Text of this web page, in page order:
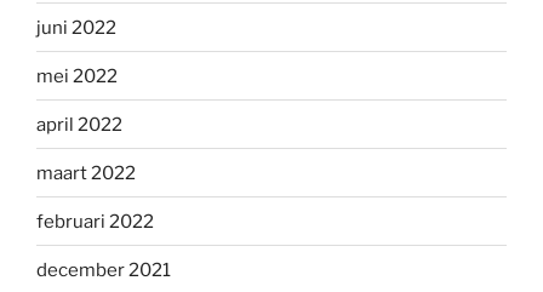
juni 2022
mei 2022
april 2022
maart 2022
februari 2022
december 2021